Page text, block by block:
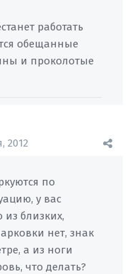
работать
обещанные
и проколотые
2012
по
у вас
близких,
нет, знак
а из ноги
что делать?